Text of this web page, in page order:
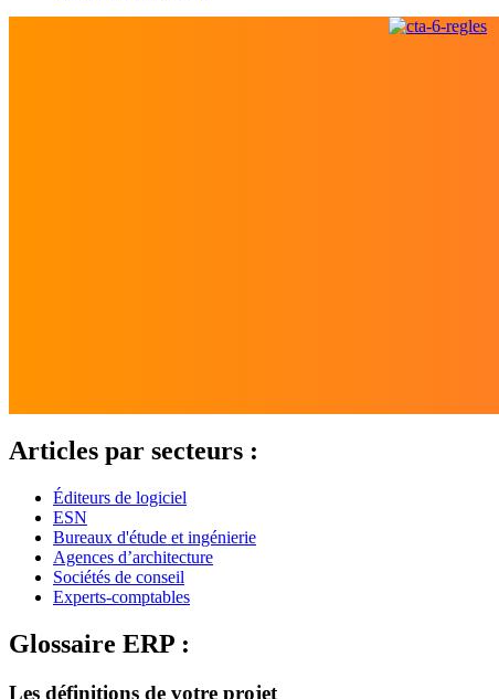
Articles par secteurs :
Éditeurs de logiciel
ESN
Bureaux d'étude et ingénierie
Agences d’architecture
Sociétés de conseil
Experts-comptables
Glossaire ERP :
Les définitions de votre projet